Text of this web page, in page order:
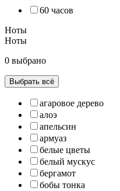
60 часов
Ноты
Ноты
0 выбрано
Выбрать всё
агаровое дерево
алоэ
апельсин
армуаз
белые цветы
белый мускус
бергамот
бобы тонка